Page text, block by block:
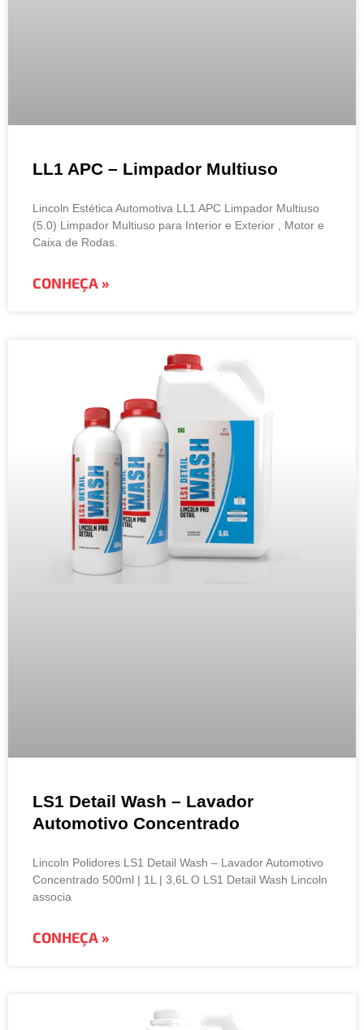
LL1 APC – Limpador Multiuso
Lincoln Estética Automotiva LL1 APC Limpador Multiuso
(5.0) Limpador Multiuso para Interior e Exterior , Motor e
Caixa de Rodas.
CONHEÇA »
LS1 Detail Wash – Lavador
Automotivo Concentrado
Lincoln Polidores LS1 Detail Wash – Lavador Automotivo
Concentrado 500ml | 1L | 3,6L O LS1 Detail Wash Lincoln
associa
CONHEÇA »